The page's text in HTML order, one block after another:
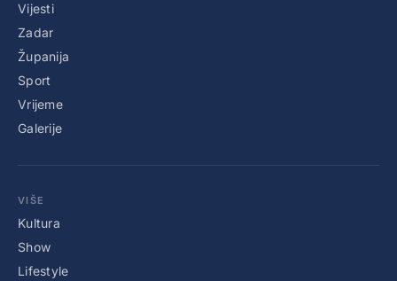
Vijesti
Zadar
Županija
Sport
Vrijeme
Galerije
VIŠE
Kultura
Show
Lifestyle